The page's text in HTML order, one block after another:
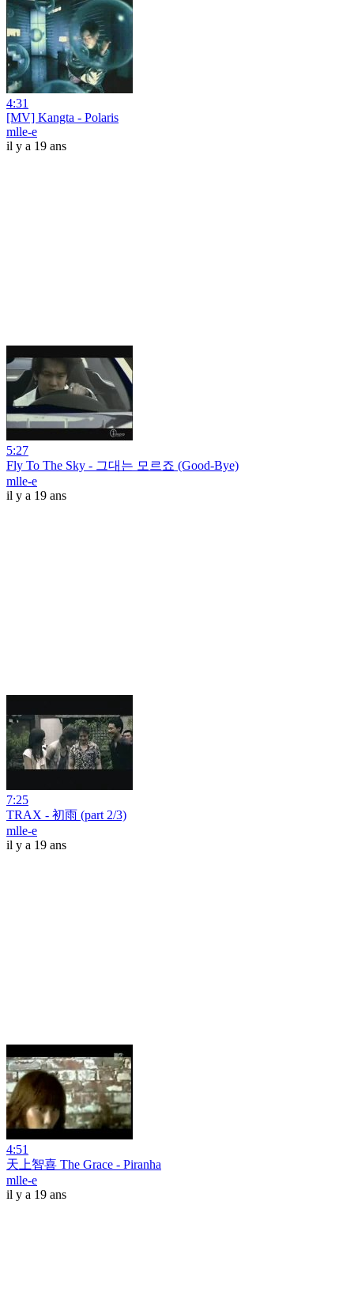
4:31
[MV] Kangta - Polaris
mlle-e
il y a 19 ans
5:27
Fly To The Sky - 그대는 모르죠 (Good-Bye)
mlle-e
il y a 19 ans
7:25
TRAX - 初雨 (part 2/3)
mlle-e
il y a 19 ans
4:51
天上智喜 The Grace - Piranha
mlle-e
il y a 19 ans